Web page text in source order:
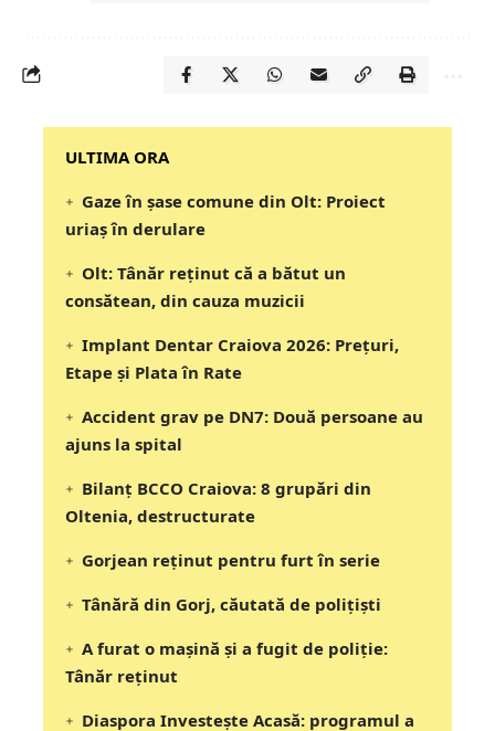
‎‎‎‎‎‎‎ULTIMA ORA
Gaze în șase comune din Olt: Proiect
uriaș în derulare
Olt: Tânăr reţinut că a bătut un
consătean, din cauza muzicii
Implant Dentar Craiova 2026: Preţuri,
Etape şi Plata în Rate
Accident grav pe DN7: Două persoane au
ajuns la spital
Bilanț BCCO Craiova: 8 grupări din
Oltenia, destructurate
Gorjean reținut pentru furt în serie
Tânără din Gorj, căutată de polițiști
A furat o mașină și a fugit de poliție:
Tânăr reținut
Diaspora Investește Acasă: programul a